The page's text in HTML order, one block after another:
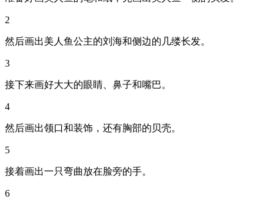
2
然后画出美人鱼公主的刘海和侧边的几缕长发。
3
接下来画好大大的眼睛、鼻子和嘴巴。
4
然后画出领口和装饰，还有胸部的贝壳。
5
接着画出一只弯曲放在脸旁的手。
6